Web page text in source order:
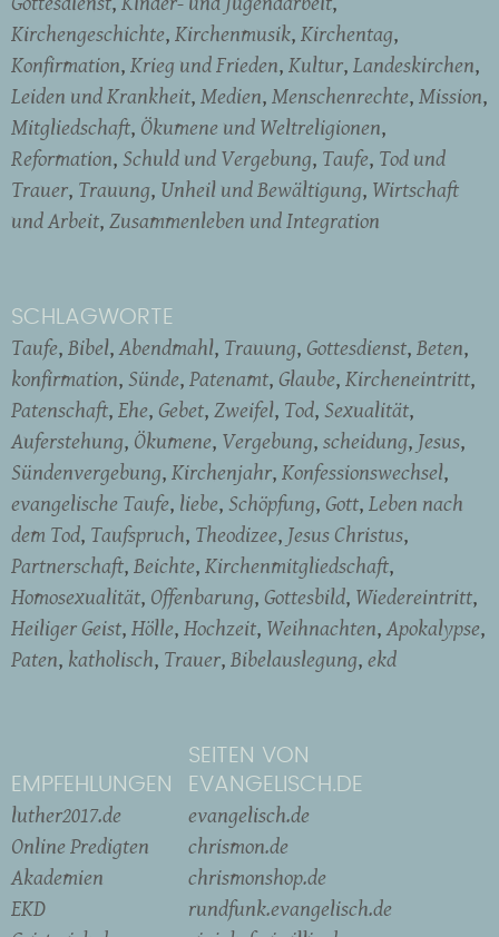
Kirchengeschichte Kirchenmusik Kirchentag
Konfirmation Krieg und Frieden Kultur Landeskirchen
Leiden und Krankheit Medien Menschenrechte Mission
Mitgliedschaft Ökumene und Weltreligionen
Reformation Schuld und Vergebung Taufe Tod und
Trauer Trauung Unheil und Bewältigung Wirtschaft
und Arbeit Zusammenleben und Integration
SCHLAGWORTE
Taufe Bibel Abendmahl Trauung Gottesdienst Beten
konfirmation Sünde Patenamt Glaube Kircheneintritt
Patenschaft Ehe Gebet Zweifel Tod Sexualität
Auferstehung Ökumene Vergebung scheidung Jesus
Sündenvergebung Kirchenjahr Konfessionswechsel
evangelische Taufe liebe Schöpfung Gott Leben nach
dem Tod Taufspruch Theodizee Jesus Christus
Partnerschaft Beichte Kirchenmitgliedschaft
Homosexualität Offenbarung Gottesbild Wiedereintritt
Heiliger Geist Hölle Hochzeit Weihnachten Apokalypse
Paten katholisch Trauer Bibelauslegung ekd
EMPFEHLUNGEN
luther2017.de
Online Predigten
Akademien
EKD
SEITEN VON
EVANGELISCH.DE
evangelisch.de
chrismon.de
chrismonshop.de
rundfunk.evangelisch.de